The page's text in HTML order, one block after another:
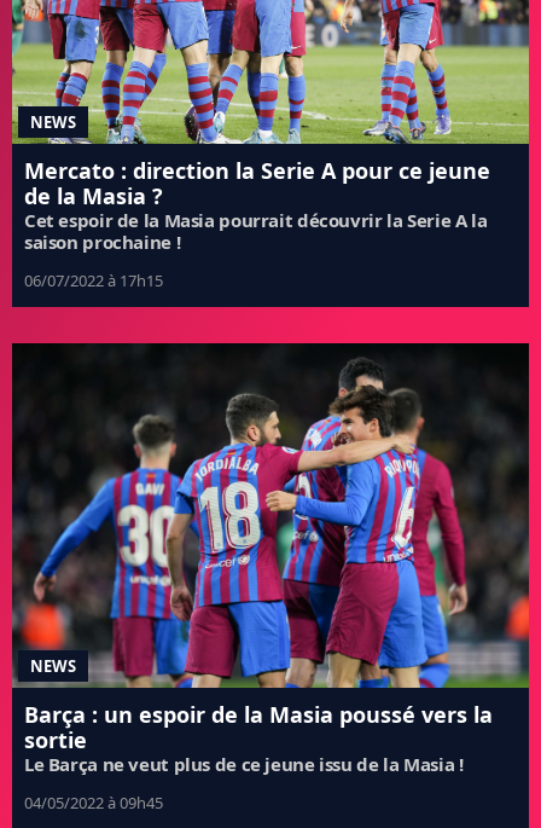
NEWS
Mercato : direction la Serie A pour ce jeune
de la Masia ?
Cet espoir de la Masia pourrait découvrir la Serie A la
saison prochaine !
06/07/2022 à 17h15
NEWS
Barça : un espoir de la Masia poussé vers la
sortie
Le Barça ne veut plus de ce jeune issu de la Masia !
04/05/2022 à 09h45